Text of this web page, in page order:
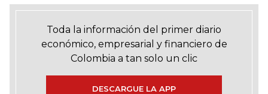
Toda la información del primer diario
económico, empresarial y financiero de
Colombia a tan solo un clic
DESCARGUE LA APP